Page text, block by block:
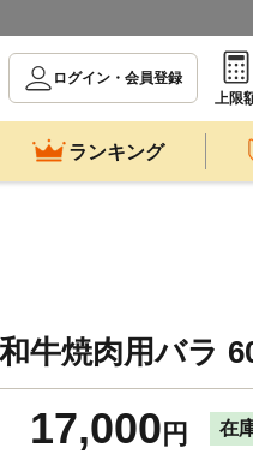
ログイン・会員登録
上限
ランキング
牛焼肉用バラ
17,000 円 在